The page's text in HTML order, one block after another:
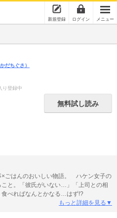
新規登録 ログイン メニュー
かだちぐさ）
り登録中
無料試し読み
×ごはんのおいしい物語。 ハケン女子の
と。「彼氏がいない…」「上司との相
べればなんとかなる…はず!?
もっと詳細を見る▼